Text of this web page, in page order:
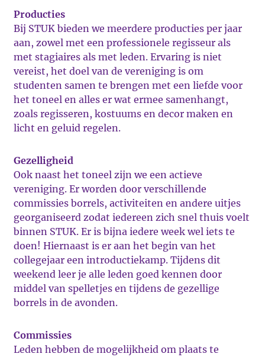
Producties
Bij STUK bieden we meerdere producties per jaar
aan, zowel met een professionele regisseur als
met stagiaires als met leden. Ervaring is niet
vereist, het doel van de vereniging is om
studenten samen te brengen met een liefde voor
het toneel en alles er wat ermee samenhangt,
zoals regisseren, kostuums en decor maken en
licht en geluid regelen.
Gezelligheid
Ook naast het toneel zijn we een actieve
vereniging. Er worden door verschillende
commissies borrels, activiteiten en andere uitjes
georganiseerd zodat iedereen zich snel thuis voelt
binnen STUK. Er is bijna iedere week wel iets te
doen! Hiernaast is er aan het begin van het
collegejaar een introductiekamp. Tijdens dit
weekend leer je alle leden goed kennen door
middel van spelletjes en tijdens de gezellige
borrels in de avonden.
Commissies
Leden hebben de mogelijkheid om plaats te